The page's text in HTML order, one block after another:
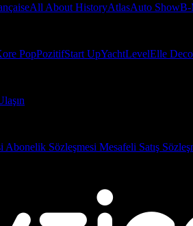
All About HistoryAtlasAuto ShowB-
PopPozitifStart UpYachtLevelElle
Abonelik Sözleşmesi Mesafeli Satış